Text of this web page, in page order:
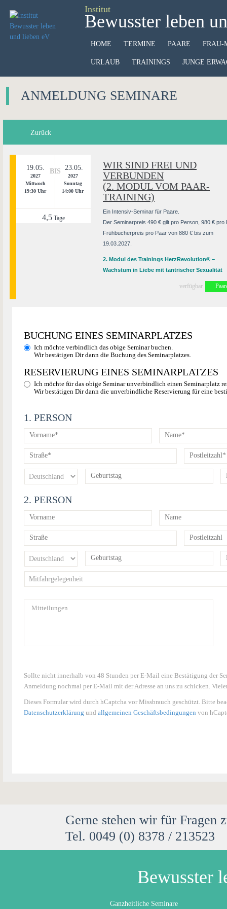
Institut
Bewusster leben
HOME TERMINE PAARE FRAU-
URLAUB TRAININGS JUNGE
ANMELDUNG SEMINARE
Zurück
19.05.
2027
Mittwoch
19:30 Uhr
23.05.
2027
Sonntag
14:00 Uhr
4,5 Tage
BIS
WIR SIND FREI UND
VERBUNDEN
(2. MODUL VOM PAAR-
TRAINING)
Ein Intensiv-Seminar für Paare.
Der Seminarpreis 490 € gilt pro Person, 980 € pro
Frühbucherpreis pro Paar von 880 € bis zum
19.03.2027.
2. Modul des Trainings HerzRevolution® –
Wachstum in Liebe mit tantrischer Sexualität
verfügbar
BUCHUNG EINES SEMINARPLATZES
Ich möchte verbindlich das obige Seminar buchen.
Wir bestätigen Dir dann die Buchung des Seminarplatzes.
RESERVIERUNG EINES SEMINARPLATZES
Ich möchte für das obige Seminar unverbindlich einen Seminarplatz
Wir bestätigen Dir dann die unverbindliche Reservierung für eine
1. PERSON
2. PERSON
Sollte nicht innerhalb von 48 Stunden per E-Mail eine Bestätigung der
Anmeldung nochmal per E-Mail mit der Adresse an uns zu schicken.
Dieses Formular wird durch hCaptcha vor Missbrauch geschützt. Bitte
Datenschutzerklärung und allgemeinen Geschäftsbedingungen von
Gerne stehen wir für Fragen
Tel. 0049 (0) 8378 / 213523
Bewusster
Ganzheitliche Seminare